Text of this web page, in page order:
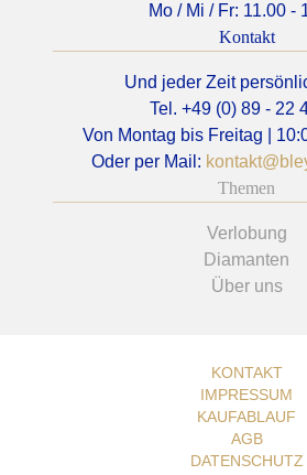
Mo / Mi / Fr: 11.00 -
Kontakt
Und jeder Zeit
Tel. +49 (0) 89 - 22
Von Montag bis Freitag |
Oder per Mail:
Themen
Verlobung
Diamanten
Über uns
KONTAKT
IMPRESSUM
KAUFABLAUF
AGB
DATENSCHUTZ